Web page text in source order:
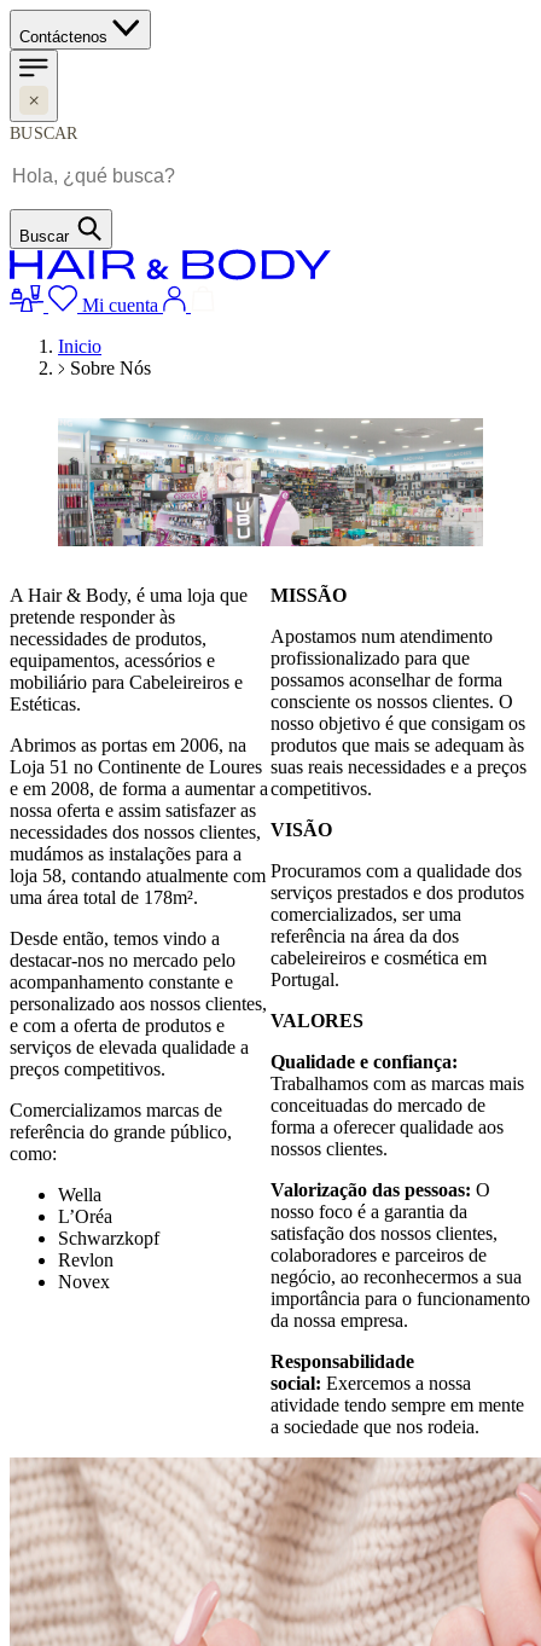
Contáctenos
BUSCAR
Buscar
Mi cuenta
Inicio
Sobre Nós
A Hair & Body, é uma loja que
pretende responder às
necessidades de produtos,
equipamentos, acessórios e
mobiliário para Cabeleireiros e
Estéticas.
Abrimos as portas em 2006, na
Loja 51 no Continente de Loures
e em 2008, de forma a aumentar a
nossa oferta e assim satisfazer as
necessidades dos nossos clientes,
mudámos as instalações para a
loja 58, contando atualmente com
uma área total de 178m².
Desde então, temos vindo a
destacar-nos no mercado pelo
acompanhamento constante e
personalizado aos nossos clientes,
e com a oferta de produtos e
serviços de elevada qualidade a
preços competitivos.
Comercializamos marcas de
referência do grande público,
como:
Wella
L’Oréa
Schwarzkopf
Revlon
Novex
MISSÃO
Apostamos num atendimento
profissionalizado para que
possamos aconselhar de forma
consciente os nossos clientes. O
nosso objetivo é que consigam os
produtos que mais se adequam às
suas reais necessidades e a preços
competitivos.
VISÃO
Procuramos com a qualidade dos
serviços prestados e dos produtos
comercializados, ser uma
referência na área da dos
cabeleireiros e cosmética em
Portugal.
VALORES
Qualidade e confiança:
Trabalhamos com as marcas mais
conceituadas do mercado de
forma a oferecer qualidade aos
nossos clientes.
Valorização das pessoas: O
nosso foco é a garantia da
satisfação dos nossos clientes,
colaboradores e parceiros de
negócio, ao reconhecermos a sua
importância para o funcionamento
da nossa empresa.
Responsabilidade
social: Exercemos a nossa
atividade tendo sempre em mente
a sociedade que nos rodeia.